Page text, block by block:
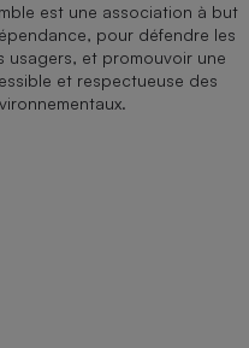
est une association à but
pour défendre les
usagers, et promouvoir une
et respectueuse des